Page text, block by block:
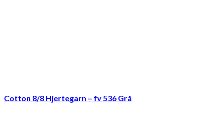
Cotton 8/8 Hjertegarn – fv 536 Grå